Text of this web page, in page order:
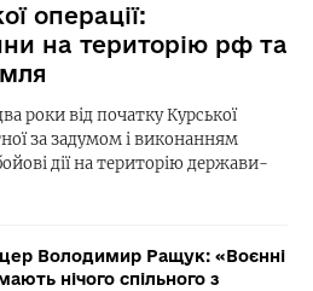
операції:
на територію рф та
роки від початку Курської
за задумом і виконанням
дії на територію держави-
Володимир Ращук: «Воєнні
нічого спільного з